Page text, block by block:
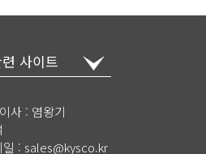
사이트
사 : 염왕기
: sales@kysco.kr